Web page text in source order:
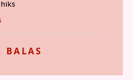
BALAS